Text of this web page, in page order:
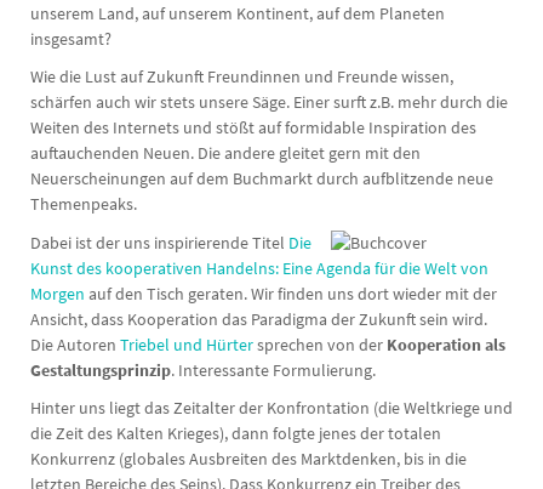
unserem Land, auf unserem Kontinent, auf dem Planeten
insgesamt?
Wie die Lust auf Zukunft Freundinnen und Freunde wissen,
schärfen auch wir stets unsere Säge. Einer surft z.B. mehr durch die
Weiten des Internets und stößt auf formidable Inspiration des
auftauchenden Neuen. Die andere gleitet gern mit den
Neuerscheinungen auf dem Buchmarkt durch aufblitzende neue
Themenpeaks.
Dabei ist der uns inspirierende Titel Die
Kunst des kooperativen Handelns: Eine Agenda für die Welt von
Morgen auf den Tisch geraten. Wir finden uns dort wieder mit der
Ansicht, dass Kooperation das Paradigma der Zukunft sein wird.
Die Autoren Triebel und Hürtersprechen von der Kooperation als
Gestaltungsprinzip. Interessante Formulierung.
Hinter uns liegt das Zeitalter der Konfrontation (die Weltkriege und
die Zeit des Kalten Krieges), dann folgte jenes der totalen
Konkurrenz (globales Ausbreiten des Marktdenken, bis in die
letzten Bereiche des Seins). Dass Konkurrenz ein Treiber des